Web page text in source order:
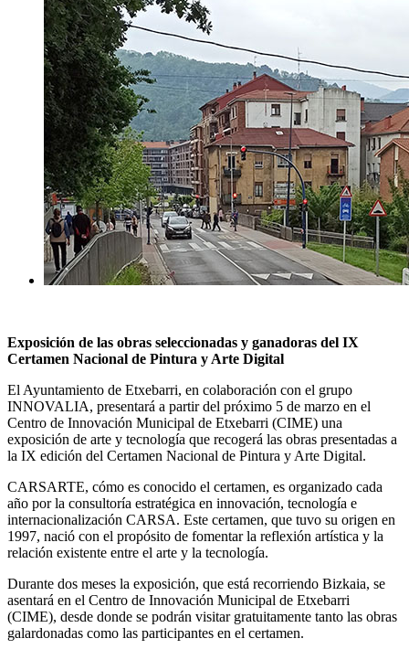
Exposición de las obras seleccionadas y ganadoras del IX
Certamen Nacional de Pintura y Arte Digital
El Ayuntamiento de Etxebarri, en colaboración con el grupo
INNOVALIA, presentará a partir del próximo 5 de marzo en el
Centro de Innovación Municipal de Etxebarri (CIME) una
exposición de arte y tecnología que recogerá las obras presentadas a
la IX edición del Certamen Nacional de Pintura y Arte Digital.
CARSARTE, cómo es conocido el certamen, es organizado cada
año por la consultoría estratégica en innovación, tecnología e
internacionalización CARSA. Este certamen, que tuvo su origen en
1997, nació con el propósito de fomentar la reflexión artística y la
relación existente entre el arte y la tecnología.
Durante dos meses la exposición, que está recorriendo Bizkaia, se
asentará en el Centro de Innovación Municipal de Etxebarri
(CIME), desde donde se podrán visitar gratuitamente tanto las obras
galardonadas como las participantes en el certamen.